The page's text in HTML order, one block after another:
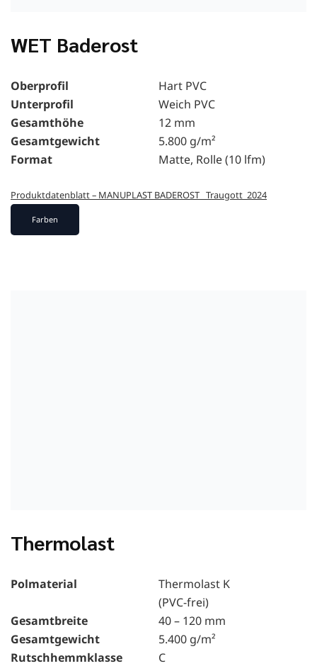
WET Baderost
Oberprofil
Unterprofil
Gesamthöhe
Gesamtgewicht
Format
Hart PVC
Weich PVC
12 mm
5.800 g/m²
Matte, Rolle (10 lfm)
Produktdatenblatt – MANUPLAST BADEROST _Traugott_2024
Farben
Thermolast
Polmaterial
Gesamtbreite
Gesamtgewicht
Rutschhemmklasse
Thermolast K
(PVC-frei)
40 – 120 mm
5.400 g/m²
C